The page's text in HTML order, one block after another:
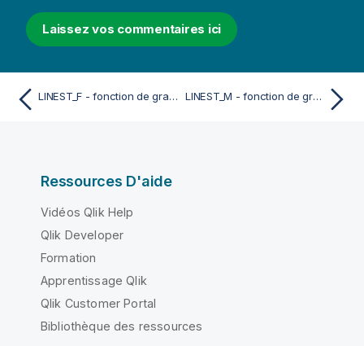
Laissez vos commentaires ici
LINEST_F - fonction de graphique LINEST_M - fonction de graphique
Ressources D'aide
Vidéos Qlik Help
Qlik Developer
Formation
Apprentissage Qlik
Qlik Customer Portal
Bibliothèque des ressources